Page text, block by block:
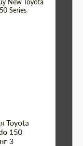
Toyota
150
3